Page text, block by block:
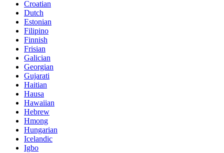
Croatian
Dutch
Estonian
Filipino
Finnish
Frisian
Galician
Georgian
Gujarati
Haitian
Hausa
Hawaiian
Hebrew
Hmong
Hungarian
Icelandic
Igbo